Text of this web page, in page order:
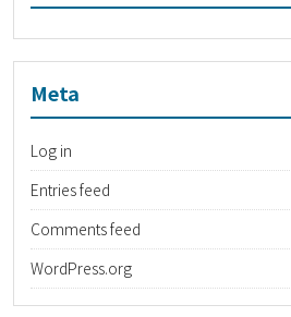
Meta
Log in
Entries feed
Comments feed
WordPress.org